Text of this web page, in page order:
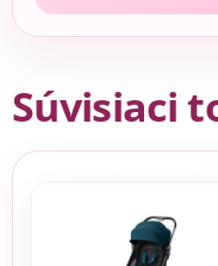
Súvisiaci